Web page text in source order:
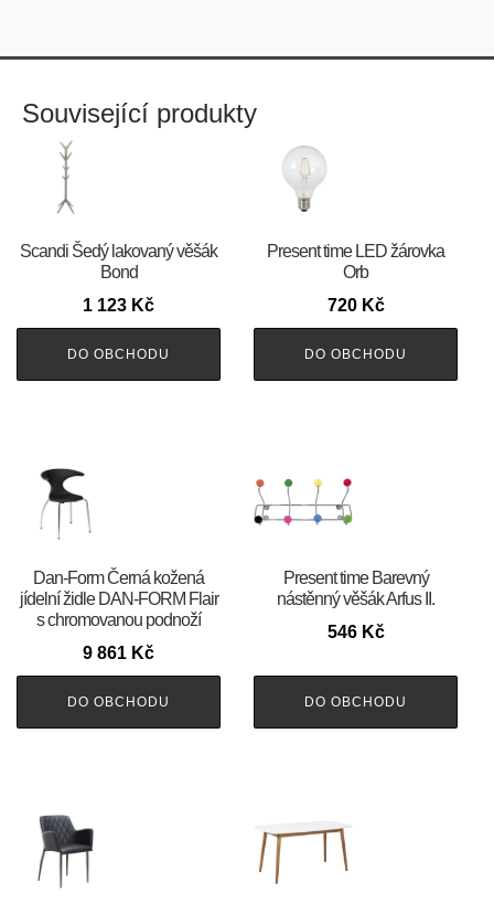
Související produkty
Scandi Šedý lakovaný věšák
Bond
1 123 Kč
DO OBCHODU
Present time LED žárovka
Orb
720 Kč
DO OBCHODU
​​​​​Dan-Form Černá kožená
jídelní židle DAN-FORM Flair
s chromovanou podnoží
9 861 Kč
DO OBCHODU
Present time Barevný
nástěnný věšák Arfus II.
546 Kč
DO OBCHODU